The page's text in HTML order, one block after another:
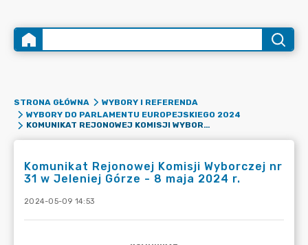
STRONA GŁÓWNA
WYBORY I REFERENDA
WYBORY DO PARLAMENTU EUROPEJSKIEGO 2024
KOMUNIKAT REJONOWEJ KOMISJI WYBORCZEJ NR 31 W JELENIEJ GÓRZE - 8 MAJA 2024 R.
Komunikat Rejonowej Komisji Wyborczej nr
31 w Jeleniej Górze - 8 maja 2024 r.
2024-05-09 14:53